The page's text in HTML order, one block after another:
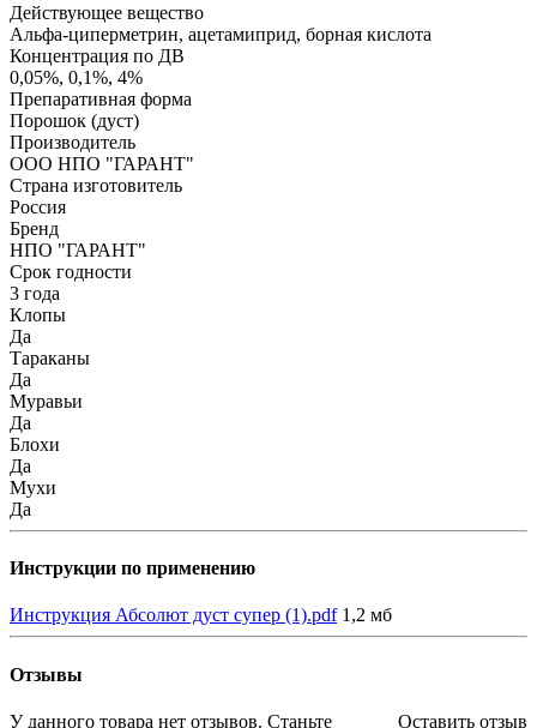
Действующее вещество
Альфа-циперметрин, ацетамиприд, борная кислота
Концентрация по ДВ
0,05%, 0,1%, 4%
Препаративная форма
Порошок (дуст)
Производитель
ООО НПО "ГАРАНТ"
Страна изготовитель
Россия
Бренд
НПО "ГАРАНТ"
Срок годности
3 года
Клопы
Да
Тараканы
Да
Муравьи
Да
Блохи
Да
Мухи
Да
Инструкции по применению
Инструкция Абсолют дуст супер (1).pdf 1,2 мб
Отзывы
Оставить отзыв
У данного товара нет отзывов. Станьте